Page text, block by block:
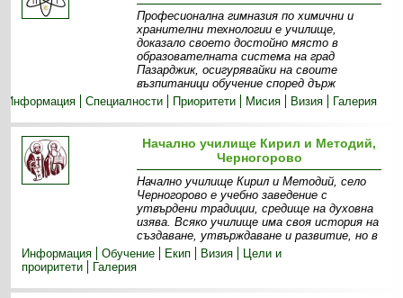
Професионална гимназия по химични и
хранителни технологии е училище,
доказало своето достойно място в
образователната система на град
Пазарджик, осигурявайки на своите
възпитаници обучение според държ
Информация
Специалности Приоритети Мисия Визия Галерия
Начално училище Кирил и Методий,
Черногорово
Начално училище Кирил и Методий, село
Черногорово е учебно заведение с
утвърдени традиции, средище на духовна
изява. Всяко училище има своя история на
създаване, утвърждаване и развитие, но в
Информация
Обучение Екип Визия
Цели и
проиритети
Галерия